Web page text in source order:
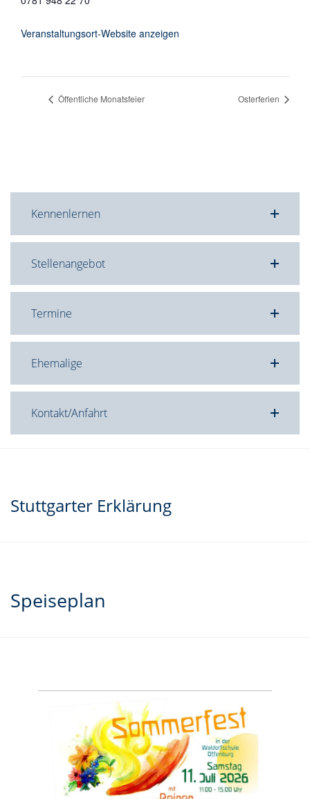
Veranstaltungsort-Website anzeigen
Öffentliche Monatsfeier Osterferien
Kennenlernen
Stellenangebot
Termine
Ehemalige
Kontakt/Anfahrt
Stuttgarter Erklärung
Speiseplan